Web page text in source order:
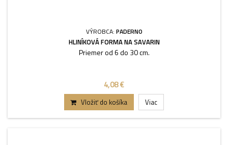
VÝROBCA: PADERNO
HLINÍKOVÁ FORMA NA SAVARIN
Priemer od 6 do 30 cm.
4,08 €
Vložiť do košíka Viac